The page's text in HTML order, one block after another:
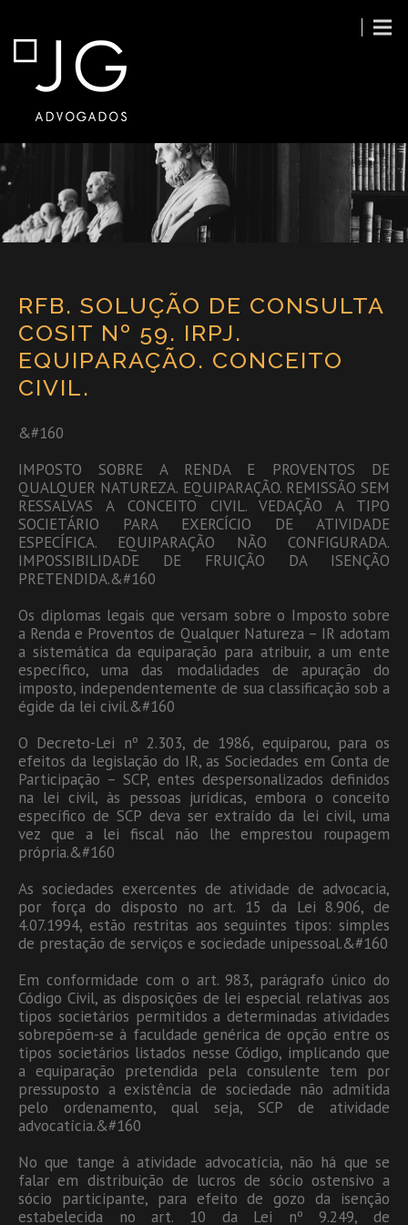
RFB. SOLUÇÃO DE CONSULTA
COSIT Nº 59. IRPJ.
EQUIPARAÇÃO. CONCEITO
CIVIL.
&#160
IMPOSTO SOBRE A RENDA E PROVENTOS DE
QUALQUER NATUREZA. EQUIPARAÇÃO. REMISSÃO SEM
RESSALVAS A CONCEITO CIVIL. VEDAÇÃO A TIPO
SOCIETÁRIO PARA EXERCÍCIO DE ATIVIDADE
ESPECÍFICA. EQUIPARAÇÃO NÃO CONFIGURADA.
IMPOSSIBILIDADE DE FRUIÇÃO DA ISENÇÃO
PRETENDIDA.&#160
Os diplomas legais que versam sobre o Imposto sobre
a Renda e Proventos de Qualquer Natureza – IR adotam
a sistemática da equiparação para atribuir, a um ente
específico, uma das modalidades de apuração do
imposto, independentemente de sua classificação sob a
égide da lei civil.&#160
O Decreto-Lei nº 2.303, de 1986, equiparou, para os
efeitos da legislação do IR, as Sociedades em Conta de
Participação – SCP, entes despersonalizados definidos
na lei civil, às pessoas jurídicas, embora o conceito
específico de SCP deva ser extraído da lei civil, uma
vez que a lei fiscal não lhe emprestou roupagem
própria.&#160
As sociedades exercentes de atividade de advocacia,
por força do disposto no art. 15 da Lei 8.906, de
4.07.1994, estão restritas aos seguintes tipos: simples
de prestação de serviços e sociedade unipessoal.&#160
Em conformidade com o art. 983, parágrafo único do
Código Civil, as disposições de lei especial relativas aos
tipos societários permitidos a determinadas atividades
sobrepõem-se à faculdade genérica de opção entre os
tipos societários listados nesse Código, implicando que
a equiparação pretendida pela consulente tem por
pressuposto a existência de sociedade não admitida
pelo ordenamento, qual seja, SCP de atividade
advocatícia.&#160
No que tange à atividade advocatícia, não há que se
falar em distribuição de lucros de sócio ostensivo a
sócio participante, para efeito de gozo da isenção
estabelecida no art. 10 da Lei nº 9.249, de